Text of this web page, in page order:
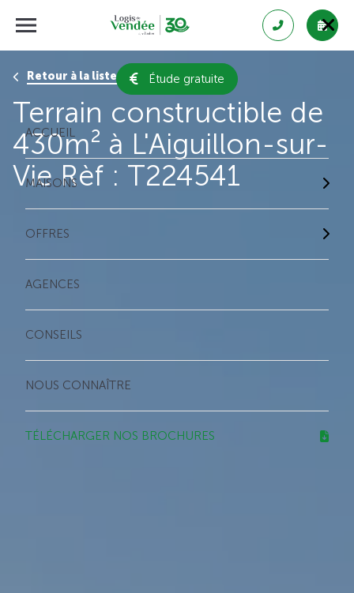
Étude gratuite
ACCUEIL
MAISONS
OFFRES
AGENCES
CONSEILS
NOUS CONNAÎTRE
TÉLÉCHARGER NOS BROCHURES
Retour à la liste des résultats
Terrain constructible de
430m² à L'Aiguillon-sur-
Vie Rèf : T224541